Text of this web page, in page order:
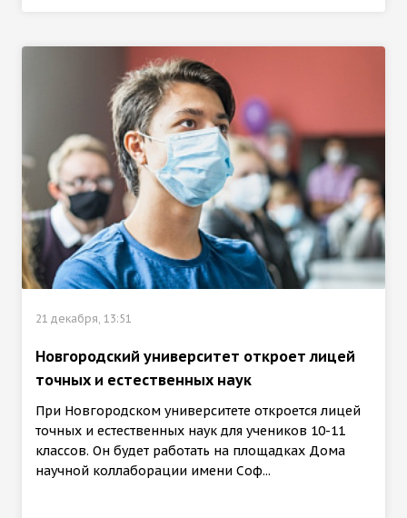
21 декабря, 13:51
Новгородский университет откроет лицей
точных и естественных наук
При Новгородском университете откроется лицей
точных и естественных наук для учеников 10-11
классов. Он будет работать на площадках Дома
научной коллаборации имени Соф...